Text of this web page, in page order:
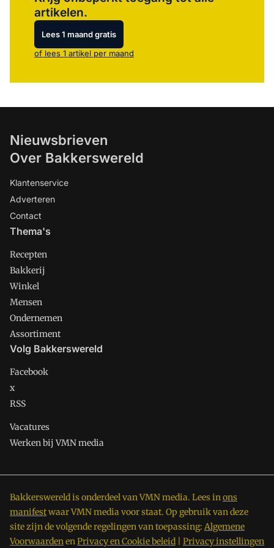
artikelen.
Lees 1 maand gratis
of lees 1 artikel per maand
Nieuwsbrieven
Over Bakkerswereld
Klantenservice
Adverteren
Contact
Thema's
Recepten
Bakkerij
Winkel
Mensen
Ondernemen
Assortiment
Volg Bakkerswereld
Facebook
x
RSS
Vacatures
Werken bij VMN media
Bakkerswereld is onderdeel van VMN media. Lees inons
manifestwaar VMN media voor staat. Op gebruik van deze
site zijn de volgende regelingen van toepassing: Algemene
VoorwaardenenPrivacy en Cookie beleid Privacy instellingen